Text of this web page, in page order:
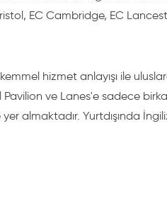
EC Cambridge, EC
hizmet anlayışı ile
Pavilion ve Lanes'e sadece
almaktadır. Yurtdışında